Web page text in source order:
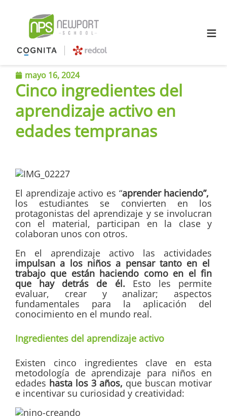
≡
mayo 16, 2024
Cinco ingredientes del
aprendizaje activo en
edades tempranas
El aprendizaje activo es “aprender haciendo”, ​​
los estudiantes se convierten en los
protagonistas del aprendizaje y se involucran
con el material, participan en la clase y
colaboran unos con otros.
En el aprendizaje activo las actividades
impulsan a los niños a pensar tanto en el
trabajo que están haciendo como en el fin
que hay detrás de él. Esto les permite
evaluar, crear y analizar; aspectos
fundamentales para la aplicación del
conocimiento en el mundo real.
Ingredientes del aprendizaje activo
Existen cinco ingredientes clave en esta
metodología de aprendizaje para niños en
edades hasta los 3 años, que buscan motivar
e incentivar su curiosidad y creatividad: